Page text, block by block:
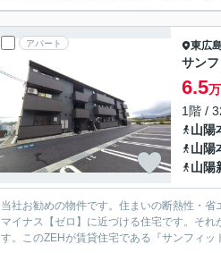
アパート 東広
サン
6.5
1階 /
山陽
山陽
山陽
当社お勧めの物件です。住まいの断熱性・
マイナス【ゼロ】に近づける住宅です。そ
す。このZEHが賃貸住宅である『サンフィ